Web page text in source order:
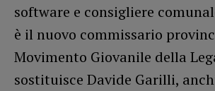
software e consigliere
è il nuovo commissario
Movimento Giovanile della
sostituisce Davide Garilli,